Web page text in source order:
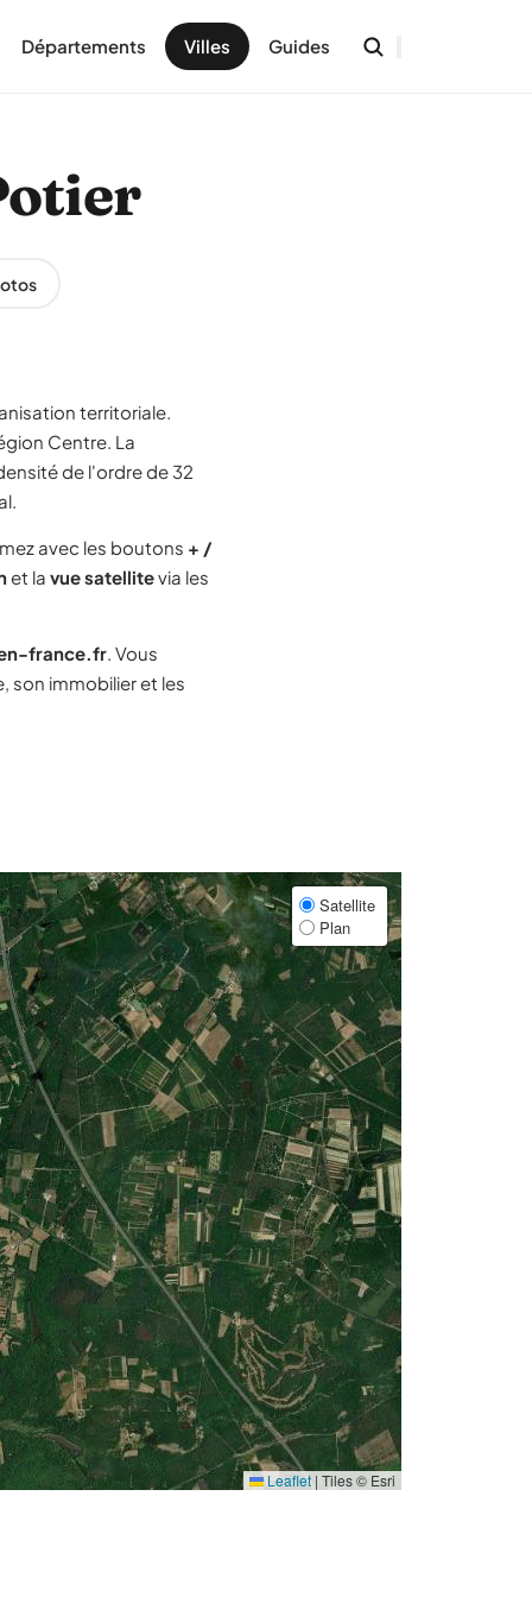
Départements Villes Guides
territoriale.
Centre. La
de l'ordre de 32
avec les boutons + /
et la vue satellitevia les
france.fr. Vous
son immobilier et les
Satellite
Plan
Leaflet | Tiles © Esri